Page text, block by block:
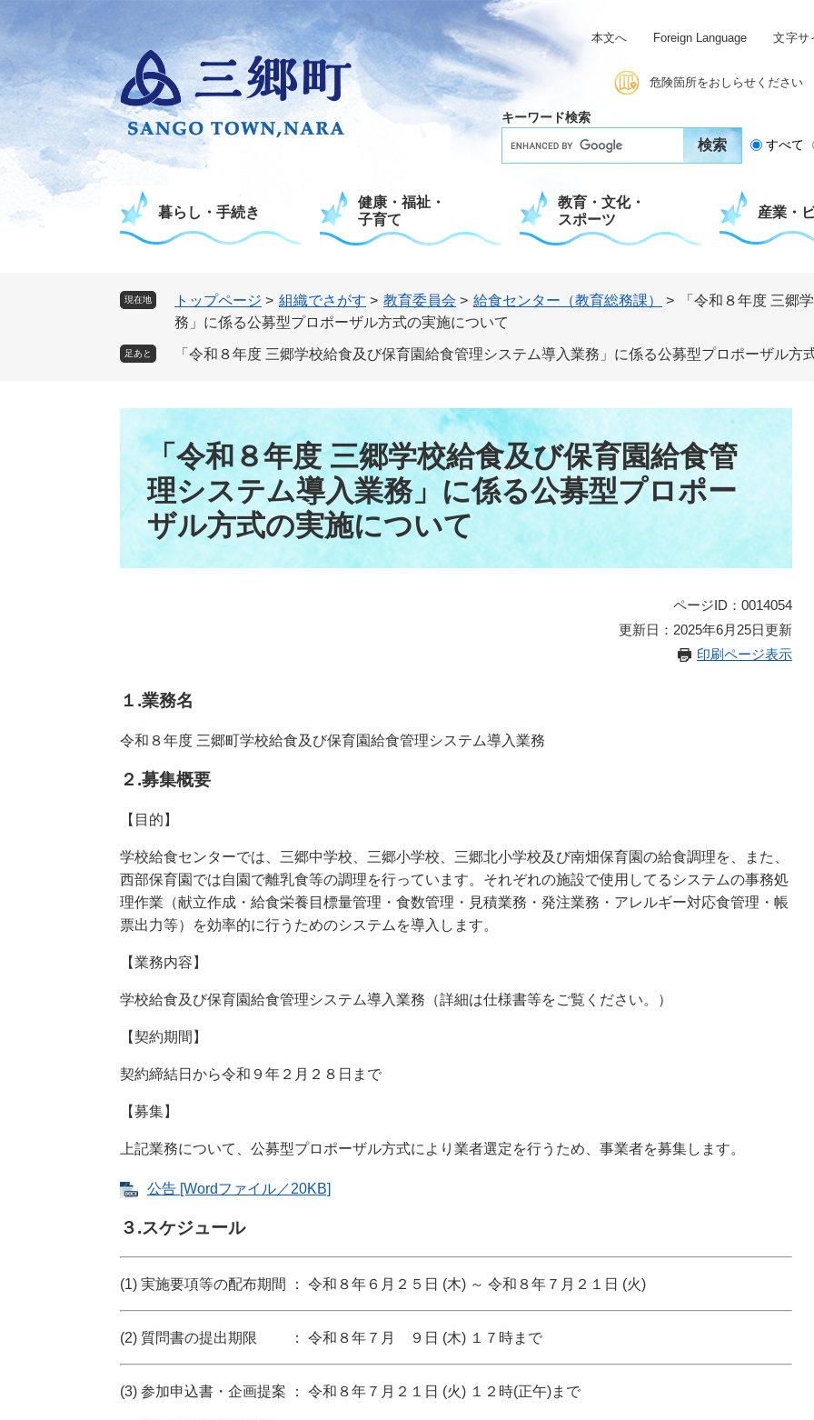
ー
の
先
で
ニ
ー
を
ば
本文へ Foreign Language 文字サ
危険箇所をおしらせください
キーワード検索
ム
検
索
すべて
暮らし・手続き
健康・福祉・
子育て
教育・文化・
スポーツ
産業・
現在地 トップページ > 組織でさがす > 教育委員会 > 給食センター（教育総務課） >
「令和８年度 三郷
務」に係る公募型プロポーザル方式の実施について
足あと 「令和８年度 三郷学校給食及び保育園給食管理システム導入業務」に係る公募型プロポーザル方
「令和８年度 三郷学校給食及び保育園給食管
理システム導入業務」に係る公募型プロポー
ザル方式の実施について
ページID：0014054
更新日：2025年6月25日更新
印刷ページ表示
１.業務名
令和８年度 三郷町学校給食及び保育園給食管理システム導入業務
２.募集概要
【目的】
学校給食センターでは、三郷中学校、三郷小学校、三郷北小学校及び南畑保育園の給食調理を、また、
西部保育園では自園で離乳食等の調理を行っています。それぞれの施設で使用してるシステムの事務処
理作業（献立作成・給食栄養目標量管理・食数管理・見積業務・発注業務・アレルギー対応食管理・帳
票出力等）を効率的に行うためのシステムを導入します。
【業務内容】
学校給食及び保育園給食管理システム導入業務（詳細は仕様書等をご覧ください。）
【契約期間】
契約締結日から令和９年２月２８日まで
【募集】
上記業務について、公募型プロポーザル方式により業者選定を行うため、事業者を募集します。
公告 [Wordファイル／20KB]
３.スケジュール
(1) 実施要項等の配布期間 ： 令和８年６月２５日 (木) ～ 令和８年７月２１日 (火)
(2) 質問書の提出期限 ： 令和８年７月 ９日 (木) １７時まで
(3) 参加申込書・企画提案 ： 令和８年７月２１日 (火) １２時(正午)まで